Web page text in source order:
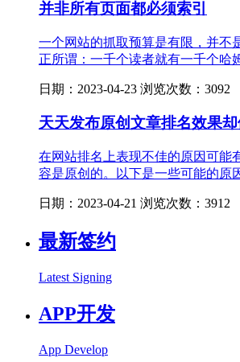
并非所有页面都必须索引
一个网站的抓取预算是有限，并不
正所谓：一千个读者就有一千个哈
日期：2023-04-23 浏览次数：3092
天天发布原创文章排名效果
在网站排名上表现不佳的原因可能
容是原创的。以下是一些可能的原
日期：2023-04-21 浏览次数：3912
最新签约
Latest Signing
APP开发
App Develop